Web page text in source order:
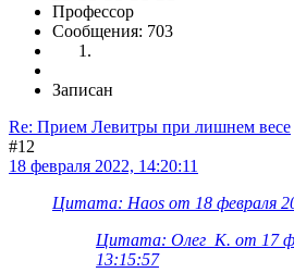
Профессор
Сообщения: 703
Записан
Re: Прием Левитры при лишнем весе
#12
18 февраля 2022, 14:20:11
Цитата: Haos от 18 февраля
Цитата: Олег_К. от 17
13:15:57